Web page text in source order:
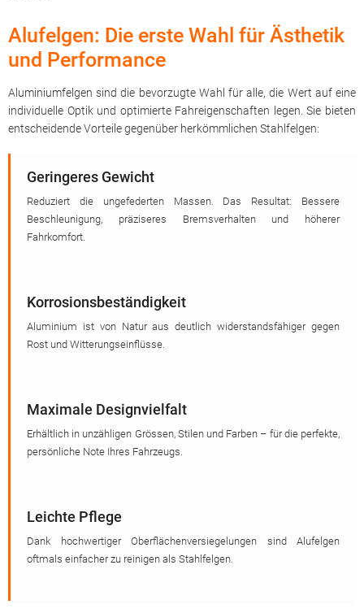
Alufelgen: Die erste Wahl für Ästhetik
und Performance
Aluminiumfelgen sind die bevorzugte Wahl für alle, die Wert auf eine
individuelle Optik und optimierte Fahreigenschaften legen. Sie bieten
entscheidende Vorteile gegenüber herkömmlichen Stahlfelgen:
Geringeres Gewicht
Reduziert die ungefederten Massen. Das Resultat: Bessere
Beschleunigung, präziseres Bremsverhalten und höherer
Fahrkomfort.
Korrosionsbeständigkeit
Aluminium ist von Natur aus deutlich widerstandsfähiger gegen
Rost und Witterungseinflüsse.
Maximale Designvielfalt
Erhältlich in unzähligen Grössen, Stilen und Farben – für die perfekte,
persönliche Note Ihres Fahrzeugs.
Leichte Pflege
Dank hochwertiger Oberflächenversiegelungen sind Alufelgen
oftmals einfacher zu reinigen als Stahlfelgen.